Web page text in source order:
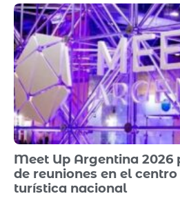
Meet Up Argentina 2026
de reuniones en el
turística nacional